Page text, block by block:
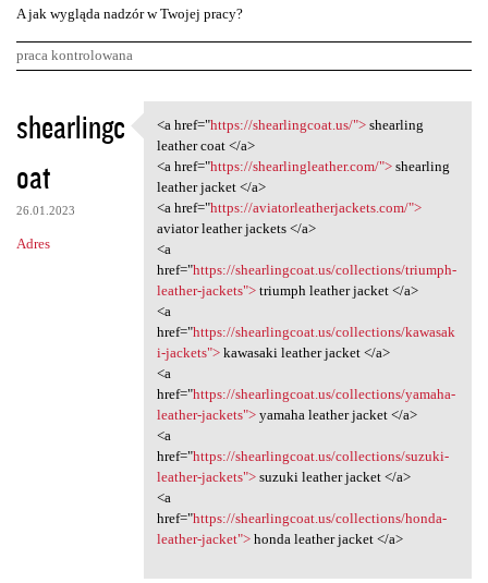
A jak wygląda nadzór w Twojej pracy?
praca kontrolowana
K
o
m
e
n
shearlingc
oat
26.01.2023
Adres
<a href="https:/
<a href="https://shearlingcoat.us/">shearling
leather coat </a>
<a href="https://shearlingleather.com/">shearling
leather jacket </a>
<a href="https://aviatorleatherjackets.com/">
aviator leather jackets </a>
<a
href="https://shearlingcoat.us/collections/triumph-
leather-jackets">triumph leather jacket </a>
<a
href="https://shearlingcoat.us/collections/kawasak
i-jackets">kawasaki leather jacket </a>
<a
href="https://shearlingcoat.us/collections/yamaha-
leather-jackets">yamaha leather jacket </a>
<a
href="https://shearlingcoat.us/collections/suzuki-
leather-jackets">suzuki leather jacket </a>
<a
href="https://shearlingcoat.us/collections/honda-
leather-jacket">honda leather jacket </a>